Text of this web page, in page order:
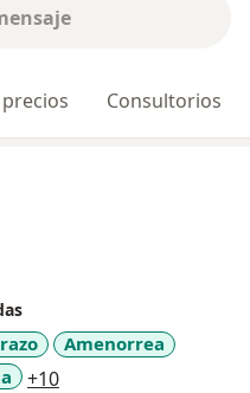
Consultorios
Amenorrea
+10